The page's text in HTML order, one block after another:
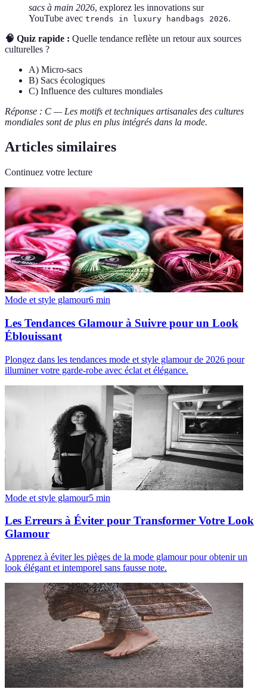
sacs à main 2026, explorez les innovations sur
YouTube avec trends in luxury handbags 2026.
🧠 Quiz rapide : Quelle tendance reflète un retour aux sources
culturelles ?
A) Micro-sacs
B) Sacs écologiques
C) Influence des cultures mondiales
Réponse : C — Les motifs et techniques artisanales des cultures
mondiales sont de plus en plus intégrés dans la mode.
Articles similaires
Continuez votre lecture
Mode et style glamour6 min
Les Tendances Glamour à Suivre pour un Look
Éblouissant
Plongez dans les tendances mode et style glamour de 2026 pour
illuminer votre garde-robe avec éclat et élégance.
Mode et style glamour5 min
Les Erreurs à Éviter pour Transformer Votre Look
Glamour
Apprenez à éviter les pièges de la mode glamour pour obtenir un
look élégant et intemporel sans fausse note.